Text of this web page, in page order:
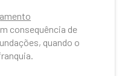
consequência de
quando o